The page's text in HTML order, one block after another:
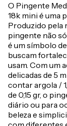
O Pingente
18k mini é uma
Produzido pela
pingente não
é um símbolo
buscam
usam. Com um
delicadas de 5
contar argola /
de 0,15 gr, o
diário ou para
beleza e